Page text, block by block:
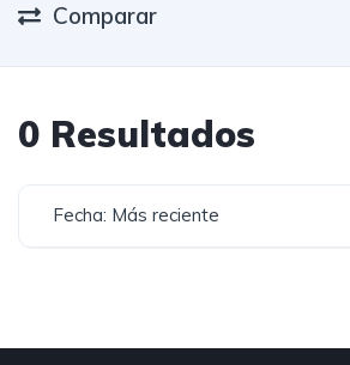
Comparar
0 Resultados
Fecha: Más reciente